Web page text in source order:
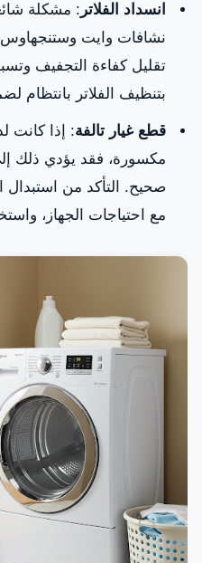
انسداد الفلاتر : مشكلة
نشافات وايت وستنجهاوس.
تقليل كفاءة التجفيف
بتنظيف الفلاتر بانتظام
قطع غيار تالفة: إذا كانت
مكسورة، فقد يؤدي ذلك
صحيح. التأكد من استبدال
مع احتياجات الجهاز،